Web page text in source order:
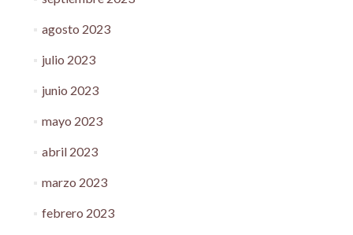
agosto 2023
julio 2023
junio 2023
mayo 2023
abril 2023
marzo 2023
febrero 2023